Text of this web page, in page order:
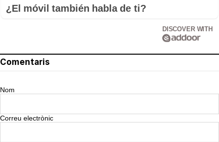
¿El móvil también habla de ti?
DISCOVER WITH
Comentaris
Nom
Correu electrònic